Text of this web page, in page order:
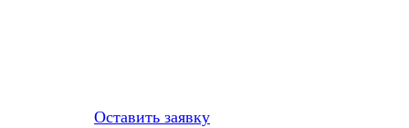
Оставить заявку